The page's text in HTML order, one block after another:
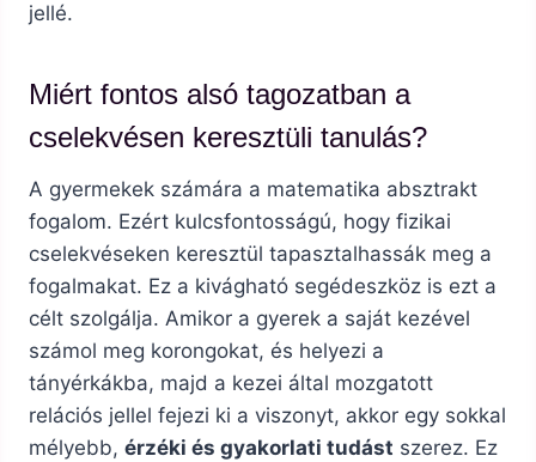
jellé.
Miért fontos alsó tagozatban a
cselekvésen keresztüli tanulás?
A gyermekek számára a matematika absztrakt
fogalom. Ezért kulcsfontosságú, hogy fizikai
cselekvéseken keresztül tapasztalhassák meg a
fogalmakat. Ez a kivágható segédeszköz is ezt a
célt szolgálja. Amikor a gyerek a saját kezével
számol meg korongokat, és helyezi a
tányérkákba, majd a kezei által mozgatott
relációs jellel fejezi ki a viszonyt, akkor egy sokkal
mélyebb, érzéki és gyakorlati tudást szerez. Ez